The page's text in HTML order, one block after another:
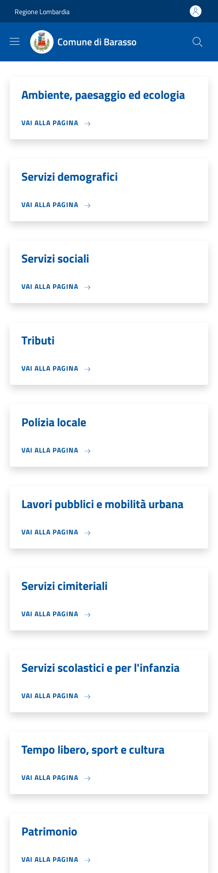
Regione Lombardia
Comune di Barasso
Ambiente, paesaggio ed ecologia
VAI ALLA PAGINA
Servizi demografici
VAI ALLA PAGINA
Servizi sociali
VAI ALLA PAGINA
Tributi
VAI ALLA PAGINA
Polizia locale
VAI ALLA PAGINA
Lavori pubblici e mobilità urbana
VAI ALLA PAGINA
Servizi cimiteriali
VAI ALLA PAGINA
Servizi scolastici e per l'infanzia
VAI ALLA PAGINA
Tempo libero, sport e cultura
VAI ALLA PAGINA
Patrimonio
VAI ALLA PAGINA